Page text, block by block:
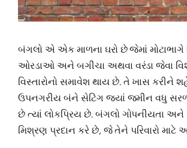
બંગલો એ એક માળના ઘરો છે જેમાં મોટાભાગે
ઓરડાઓ અને બગીચા અથવા વરંડા જેવા
વિસ્તારોનો સમાવેશ થાય છે. તે ખાસ કરીને
ઉપનગરીય બંને સેટિંગ જ્યાં જમીન વધુ
છે ત્યાં લોકપ્રિય છે. બંગલો ગોપનીયતા
મિશ્રણ પ્રદાન કરે છે, જે તેને પરિવારો માટે